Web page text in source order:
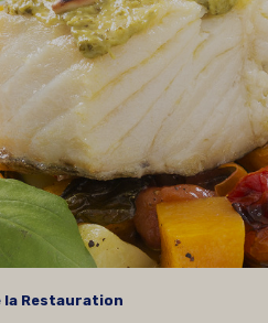
la Restauration